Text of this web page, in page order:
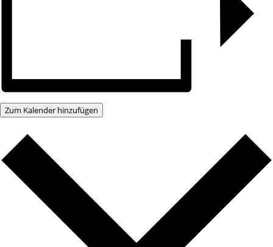
Zum Kalender hinzufügen